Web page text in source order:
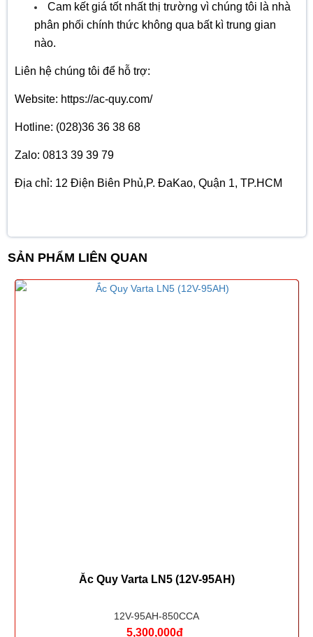
Cam kết giá tốt nhất thị trường vì chúng tôi là nhà
phân phối chính thức không qua bất kì trung gian
nào.
Liên hệ chúng tôi để hỗ trợ:
Website: https://ac-quy.com/
Hotline: (028)36 36 38 68
Zalo: 0813 39 39 79
Địa chỉ: 12 Điện Biên Phủ,P. ĐaKao, Quận 1, TP.HCM
SẢN PHẨM LIÊN QUAN
Ắc Quy Varta LN5 (12V-95AH)
12V-95AH-850CCA
5,300,000đ